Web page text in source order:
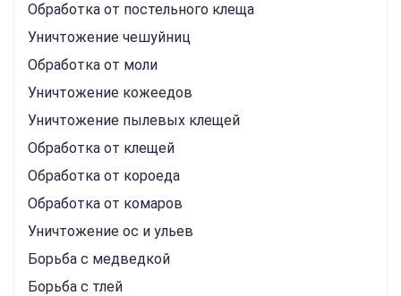
Обработка от постельного клеща
Уничтожение чешуйниц
Обработка от моли
Уничтожение кожеедов
Уничтожение пылевых клещей
Обработка от клещей
Обработка от короеда
Обработка от комаров
Уничтожение ос и ульев
Борьба с медведкой
Борьба с тлей